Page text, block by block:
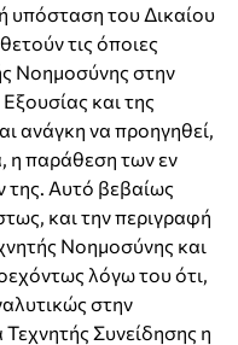
υπόσταση του Δικαίου
τις όποιες
Νοημοσύνης στην
και της
ανάγκη να προηγηθεί,
η παράθεση των εν
της. Αυτό βεβαίως
και την περιγραφή
Νοημοσύνης και
λόγω του ότι,
στην
Τεχνητής Συνείδησης η